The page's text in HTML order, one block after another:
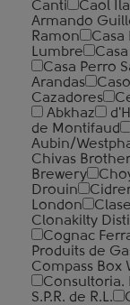
Canti
Caol
Armando
Ramon
Casa
Lumbre
Casa Perro
Arandas
Cazadores
Abkhaz
de Montifaud
Aubin/
Chivas
Brewery
Drouin
London
Clonakilty
Cognac
Produits de
Compass Box
Consultoria.
S.P.R. de R.L.